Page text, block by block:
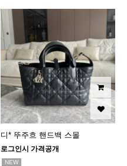
디* 뚜주흐 핸드백 스몰
로그인시 가격공개
NEW